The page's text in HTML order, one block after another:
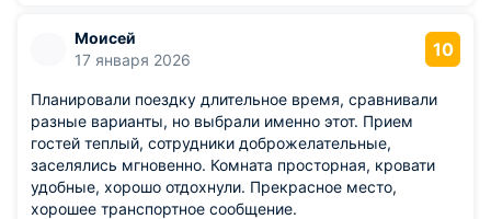
Моисей
17 января 2026
10
Планировали поездку длительное время, сравнивали
разные варианты, но выбрали именно этот. Прием
гостей теплый, сотрудники доброжелательные,
заселялись мгновенно. Комната просторная, кровати
удобные, хорошо отдохнули. Прекрасное место,
хорошее транспортное сообщение.